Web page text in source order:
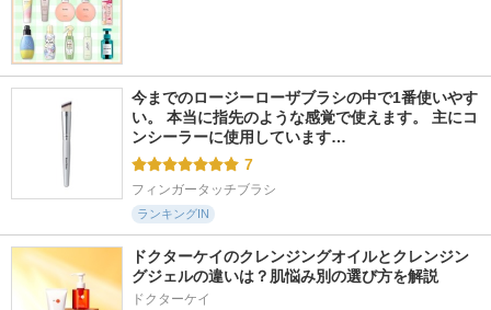
今までのロージーローザブラシの中で1番使いやす
い。 本当に指先のような感覚で使えます。 主にコ
ンシーラーに使用しています…
7
フィンガータッチブラシ
ランキングIN
ドクターケイのクレンジングオイルとクレンジン
グジェルの違いは？肌悩み別の選び方を解説
ドクターケイ